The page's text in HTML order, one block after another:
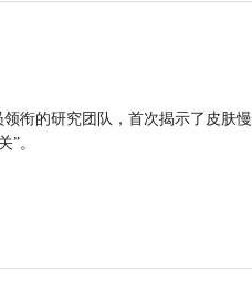
衔的研究团队，首次揭示了皮肤
”。